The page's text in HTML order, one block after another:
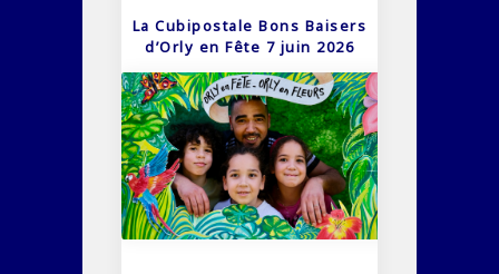
La Cubipostale Bons Baisers
d’Orly en Fête 7 juin 2026